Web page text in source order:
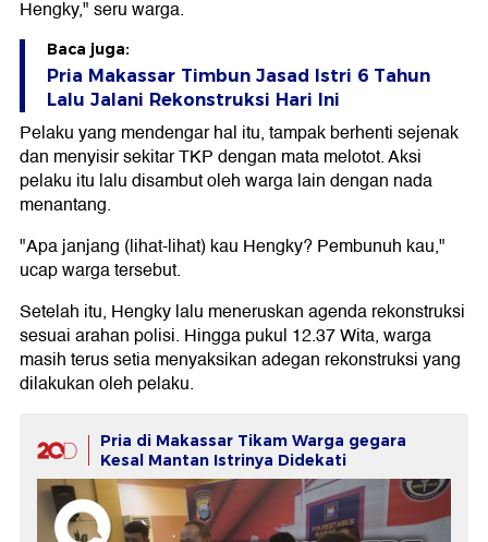
Hengky," seru warga.
Baca juga:
Pria Makassar Timbun Jasad Istri 6 Tahun
Lalu Jalani Rekonstruksi Hari Ini
Pelaku yang mendengar hal itu, tampak berhenti sejenak
dan menyisir sekitar TKP dengan mata melotot. Aksi
pelaku itu lalu disambut oleh warga lain dengan nada
menantang.
"Apa janjang (lihat-lihat) kau Hengky? Pembunuh kau,"
ucap warga tersebut.
Setelah itu, Hengky lalu meneruskan agenda rekonstruksi
sesuai arahan polisi. Hingga pukul 12.37 Wita, warga
masih terus setia menyaksikan adegan rekonstruksi yang
dilakukan oleh pelaku.
Pria di Makassar Tikam Warga gegara
Kesal Mantan Istrinya Didekati